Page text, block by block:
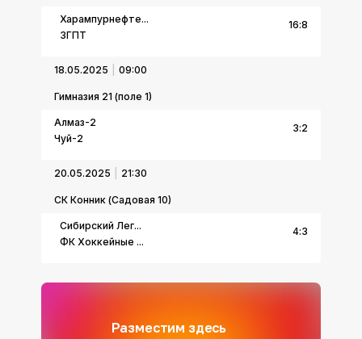
Харампурнефте...
ЗГПТ
16:8
18.05.2025 09:00
Гимназия 21 (поле 1)
Алмаз-2
Чуй-2
3:2
20.05.2025 21:30
СК Конник (Садовая 10)
Сибирский Лег...
ФК Хоккейные ...
4:3
Разместим здесь